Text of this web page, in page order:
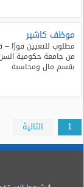
موظف كاشير
مطلوب للتعيين فورًا
بقسم مال ومحاسبة
1 التالية